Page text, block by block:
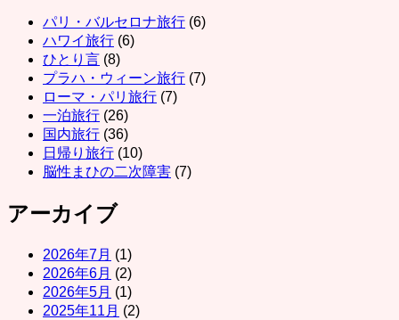
パリ・バルセロナ旅行 (6)
ハワイ旅行 (6)
ひとり言 (8)
プラハ・ウィーン旅行 (7)
ローマ・パリ旅行 (7)
一泊旅行 (26)
国内旅行 (36)
日帰り旅行 (10)
脳性まひの二次障害 (7)
アーカイブ
2026年7月 (1)
2026年6月 (2)
2026年5月 (1)
2025年11月 (2)